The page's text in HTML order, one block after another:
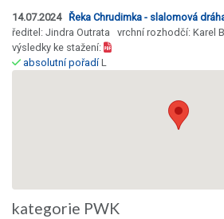
14.07.2024 Řeka Chrudimka - slalomová
ředitel: Jindra Outrata vrchní rozhodčí: Karel
výsledky ke stažení:
absolutní pořadíL
kategorie PWK